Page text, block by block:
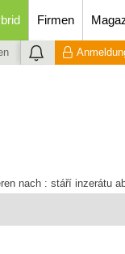
Firmen
nach : stáří inzerátu